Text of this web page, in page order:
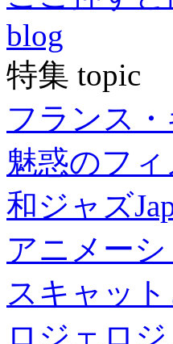
blog
特集 topic
フランス
魅惑のフ
和ジャズ
アニメー
スキャッ
ロジェロ